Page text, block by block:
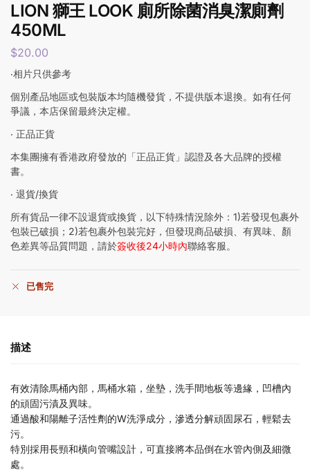
LION 獅王 LOOK 廁所除菌消臭潔廁劑
450ML
$20.00
‧相片只供參考
個別產品地區或包裝版本均隨機發貨，不提供版本退換。如有任何
爭議，本店保留最終決定權。
‧ 正品正貨
本集團擁有香港政府發放的「正品正貨」認證及各大品牌的授權
書。
‧ 退貨/換貨
所有貨品一律不設退貨或換貨，以下特殊情況除外：1)若發現包裹外
包裝已破損；2)若包裹外包裝完好，但發現商品破損、有異味、顏
色差異等品質問題，請於簽收後24小時內聯絡客服。
已售完
描述
有效清除馬桶內部，馬桶水箱，坐墊，洗手間地板等邊緣，凹槽內
的頑固污漬及異味。
通過酸和陽離子活性劑的W洗淨成分，滲透分解頑固尿石，輕鬆去
污。
特別採用長頸和橫向管嘴設計，可直接將本品倒在水管內側及細微
處。